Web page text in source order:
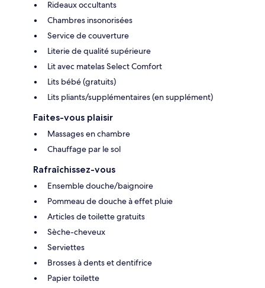
Rideaux occultants
Chambres insonorisées
Service de couverture
Literie de qualité supérieure
Lit avec matelas Select Comfort
Lits bébé (gratuits)
Lits pliants/supplémentaires (en supplément)
Faites-vous plaisir
Massages en chambre
Chauffage par le sol
Rafraîchissez-vous
Ensemble douche/baignoire
Pommeau de douche à effet pluie
Articles de toilette gratuits
Sèche-cheveux
Serviettes
Brosses à dents et dentifrice
Papier toilette